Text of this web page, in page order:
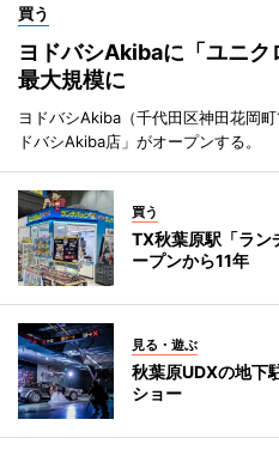
買う
ヨドバシAkibaに「ユニ
最大規模に
ヨドバシAkiba（千代田区神田花岡
ドバシAkiba店」がオープンする。
買う
TX秋葉原駅「ラ
ープンから11年
見る・遊ぶ
秋葉原UDXの地下
ショー